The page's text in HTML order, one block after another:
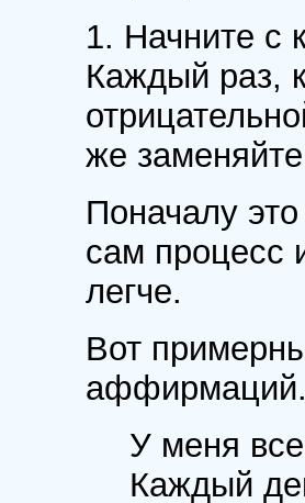
1. Начните с
Каждый раз,
же
Поначалу
сам процесс
легче.
Вот
У меня
Каждый